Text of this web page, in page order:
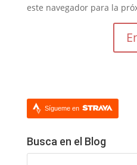
este navegador para la
Sígueme en
Busca en el Blog